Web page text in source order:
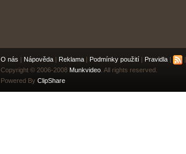
O nás | Nápověda | Reklama | Podmínky použití | Pravidla |
Copyright © 2006-2008 Munkvideo . All rights reserved.
Powered By ClipShare